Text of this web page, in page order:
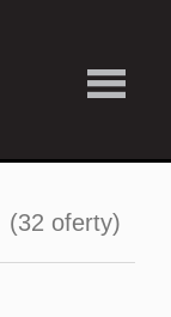
Kup
(32 oferty)